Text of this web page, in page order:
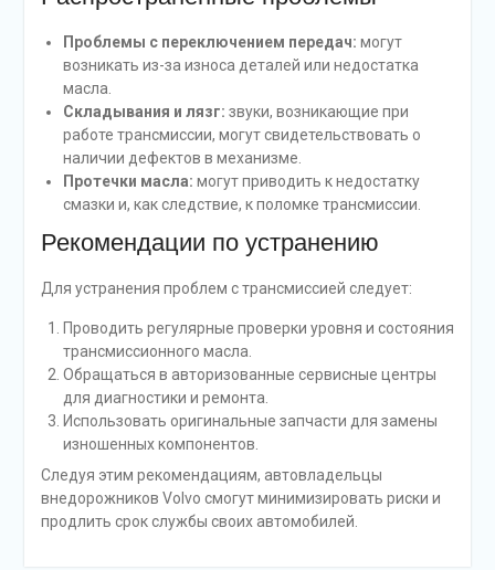
Проблемы с переключением передач: могут
возникать из-за износа деталей или недостатка
масла.
Складывания и лязг: звуки, возникающие при
работе трансмиссии, могут свидетельствовать о
наличии дефектов в механизме.
Протечки масла: могут приводить к недостатку
смазки и, как следствие, к поломке трансмиссии.
Рекомендации по устранению
Для устранения проблем с трансмиссией следует:
Проводить регулярные проверки уровня и состояния
трансмиссионного масла.
Обращаться в авторизованные сервисные центры
для диагностики и ремонта.
Использовать оригинальные запчасти для замены
изношенных компонентов.
Следуя этим рекомендациям, автовладельцы
внедорожников Volvo смогут минимизировать риски и
продлить срок службы своих автомобилей.